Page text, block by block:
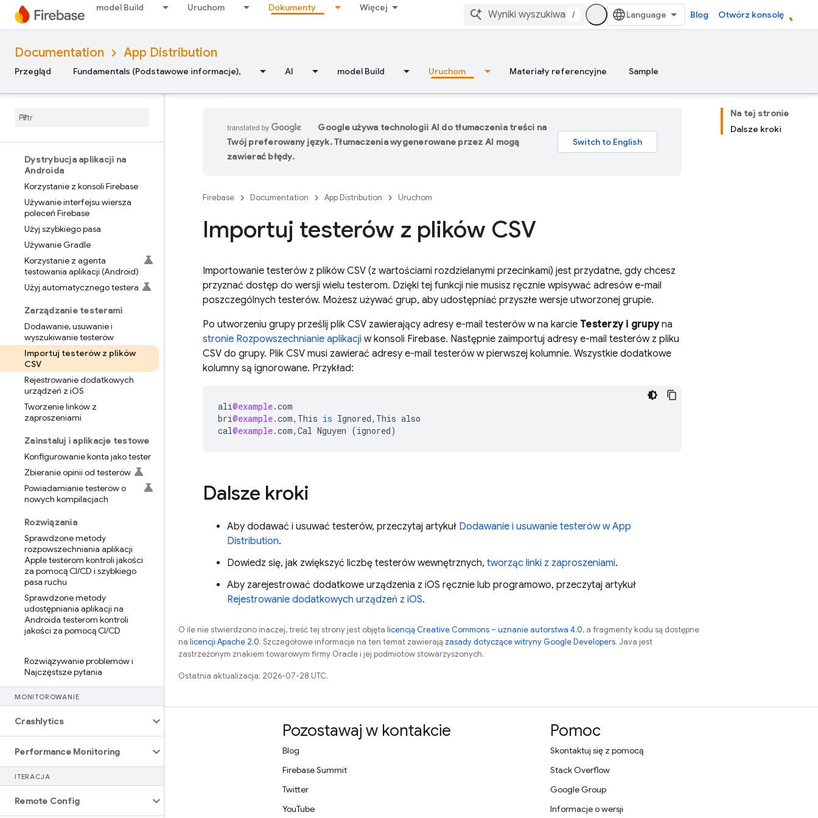
model Build Uruchom Dokumenty Więcej
/ Blog Otwórz konsolę
Documentation App Distribution
Przegląd Fundamentals (Podstawowe informacje), AI model Build Uruchom Materiały referencyjne Sample
Test Lab
Wprowadzenie
Dystrybucja aplikacji na iOS
Korzystanie z konsoli Firebase
poleceń Firebase
Dystrybucja aplikacji na
Androida
Korzystanie z konsoli Firebase
Używanie interfejsu wiersza
poleceń Firebase
Użyj szybkiego pasa
Używanie Gradle
Korzystanie z agenta
testowania aplikacji (Android)
Użyj automatycznego testera
Zarządzanie testerami
Dodawanie,usuwanie i
wyszukiwanie testerów
Importuj testerów z plików
CSV
Rejestrowanie dodatkowych
urządzeń z iOS
Tworzenie linków z
zaproszeniami
Zainstaluj i aplikacje testowe
Konfigurowanie konta jako tester
Zbieranie opinii od testerów
Powiadamianie testerów o
nowych kompilacjach
Rozwiązania
Sprawdzone metody
rozpowszechniania aplikacji
Apple testerom kontroli jakości
za pomocą CI/CD i szybkiego
pasa ruchu
Sprawdzone metody
udostępniania aplikacji na
Androida testerom kontroli
jakości za pomocą CI/CD
Rozwiązywanie problemów i
Najczęstsze pytania
MONITOROWANIE
Crashlytics
Performance Monitoring
ITERACJA
Remote Config
Na tej stronie
Dalsze kroki
Google używa technologii AI do tłumaczenia treści na
Twój preferowany język. Tłumaczenia wygenerowane przez AI mogą
zawierać błędy.
Firebase Documentation App Distribution Uruchom
Importuj testerów z plików CSV
Importowanie testerów z plików CSV (z wartościami rozdzielanymi przecinkami) jest przydatne, gdy chcesz
przyznać dostęp do wersji wielu testerom. Dzięki tej funkcji nie musisz ręcznie wpisywać adresów e-mail
poszczególnych testerów. Możesz używać grup, aby udostępniać przyszłe wersje utworzonej grupie.
Po utworzeniu grupy prześlij plik CSV zawierający adresy e-mail testerów w na karcie Testerzy i grupyna
stronie Rozpowszechnianie aplikacji w konsoli Firebase. Następnie zaimportuj adresy e-mail testerów z pliku
CSV do grupy. Plik CSV musi zawierać adresy e-mail testerów w pierwszej kolumnie. Wszystkie dodatkowe
kolumny są ignorowane. Przykład:
ali@example.com
bri@example.com, This is Ignored, This also
cal@example.com, Cal Nguyen (ignored)
Dalsze kroki
Aby dodawać i usuwać testerów, przeczytaj artykuł Dodawanie i usuwanie testerów wApp
Distribution.
Dowiedz się, jak zwiększyć liczbę testerów wewnętrznych, tworząc linki z zaproszeniami.
Aby zarejestrować dodatkowe urządzenia z iOS ręcznie lub programowo, przeczytaj artykuł
Rejestrowanie dodatkowych urządzeń z iOS.
O ile nie stwierdzono inaczej, treść tej strony jest objęta licencją Creative Commons – uznanie autorstwa 4.0, a fragmenty kodu są dostępne
na licencji Apache 2.0. Szczegółowe informacje na ten temat zawierają zasady dotyczące witryny Google Developers. Java jest
zastrzeżonym znakiem towarowym firmy Oracle i jej podmiotów stowarzyszonych.
Ostatnia aktualizacja: 2026-07-28 UTC.
Nauka
Przewodniki
Źródła
Przykłady
Pozostawaj w kontakcie
Blog
Firebase Summit
Twitter
YouTube
Pomoc
Skontaktuj się z pomocą
Stack Overflow
Google Group
Informacje o wersji